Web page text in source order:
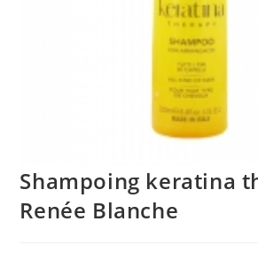
Shampoing keratina
Renée Blanche